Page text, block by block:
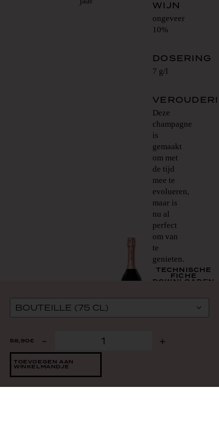
WIJN
ongeveer
10%
DOSERING
7 g/l
Deze
champagne
is
gemaakt
om met
de tijd
mee te
evolueren,
maar is
nu al
perfect
om van
te
genieten.
TECHNISCHE
FICHE
DOWNLOADEN
beloningen &
beoordelingen
58,90€ - +
TOEVOEGEN AAN
WINKELMANDJE